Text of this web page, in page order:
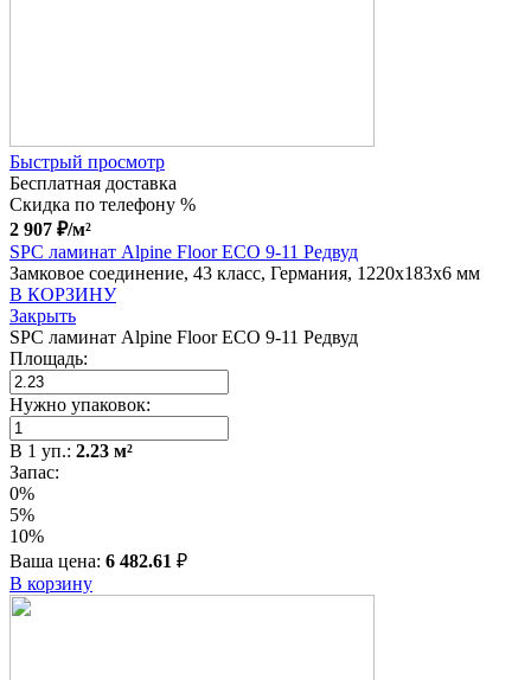
Быстрый просмотр
Бесплатная доставка
Скидка по телефону %
2 907 ₽/м²
SPC ламинат Alpine Floor ECO 9-11 Редвуд
Замковое соединение, 43 класс, Германия, 1220x183x6 мм
В КОРЗИНУ
Закрыть
SPC ламинат Alpine Floor ECO 9-11 Редвуд
Площадь:
Нужно упаковок:
В 1 уп.: 2.23 м²
Запас:
0%
5%
10%
Ваша цена: 6 482.61 ₽
В корзину